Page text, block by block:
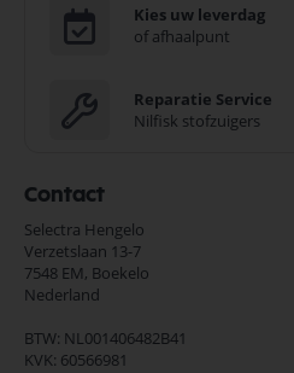
Kies uw leverdag
of afhaalpunt
Reparatie Service
Nilfisk stofzuigers
Contact
Selectra Hengelo
Verzetslaan 13-7
7548 EM, Boekelo
Nederland
BTW: NL001406482B41
KVK: 60566981